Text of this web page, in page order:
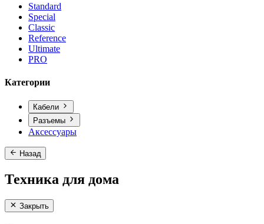
Standard
Special
Classic
Reference
Ultimate
PRO
Категории
Кабели
Разъемы
Аксессуары
Назад
Техника для дома
Закрыть